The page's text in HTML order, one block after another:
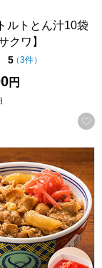
録する
ルトとん汁10袋
クワ】
5点（5点満点中）
（3件の評価
）
円
紅生姜 60g×1袋